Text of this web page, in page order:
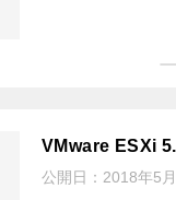
VMware ESXi
公開日： 2018年5